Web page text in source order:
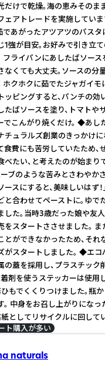
だけで乾燥。海の恵みその
ェアトレードを実施してい
あがったアツアツのパスタ
1強が目安。お好みで引き立
ライパンにあしたばソース
なくても大丈夫。ソースの分
ホクホクに茹でたジャガイ
ッピングすると、パンチの効
たばソースを塗り、トマト
でこんがり焼くだけ。 ◆あ
チュラルズ創業のきっかけ
食費にも苦労していたため
べたい、と考えたのが始まり
ーブのような苦みとさわやか
ースにすると、美味しいはず
と合わせてペーストに。ゆ
した。当時3歳だった娘や友
をスタートささせました。
とができなかったため、そ
がスタートしました。 ◆エ
の蓋を採用し、プラスチッ
着剤を使うステッカーは使
ひもでくくりつけました。瓶
。 中身をお召し上がりにな
紙としてリサイクルに回して
ト購入が多い
naturals